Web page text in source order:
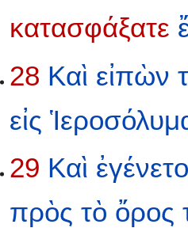
κατασφάξατε
28 Καὶ εἰπὼν
εἰς
29 Καὶ
πρὸς τὸ ὄρος